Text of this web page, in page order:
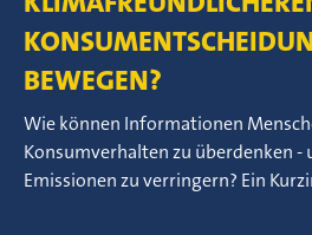
BEWEGEN?
Wie können Informationen
Konsumverhalten zu überdenken -
Emissionen zu verringern? Ein